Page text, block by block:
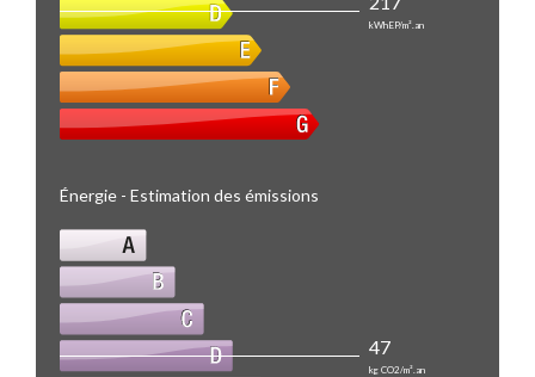
kWhEP/m².an
Énergie - Estimation des émissions
47
kg CO2/m².an